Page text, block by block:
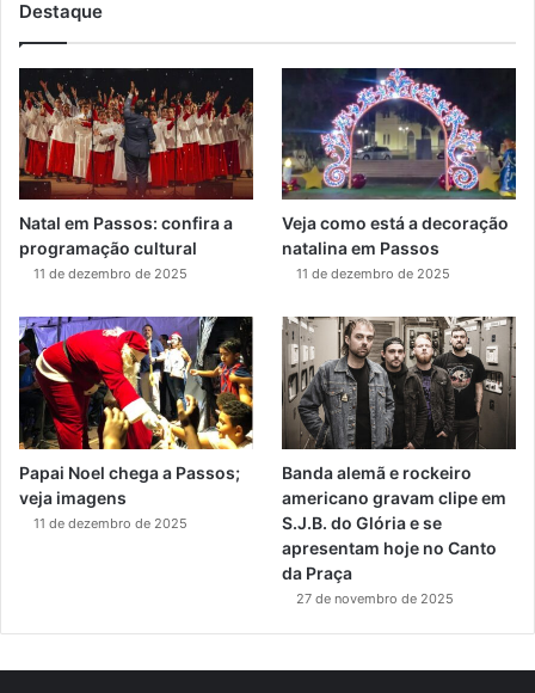
Destaque
Natal em Passos: confira a
programação cultural
11 de dezembro de 2025
Veja como está a decoração
natalina em Passos
11 de dezembro de 2025
Papai Noel chega a Passos;
veja imagens
11 de dezembro de 2025
Banda alemã e rockeiro
americano gravam clipe em
S.J.B. do Glória e se
apresentam hoje no Canto
da Praça
27 de novembro de 2025